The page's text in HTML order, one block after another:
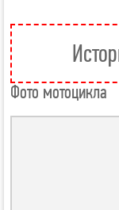
Фото мотоцикла